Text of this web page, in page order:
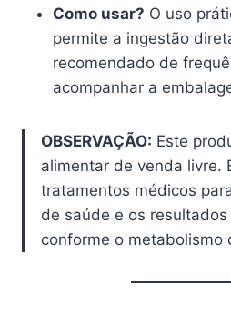
Como usar? O uso
permite a ingestão
recomendado de
acompanhar a
OBSERVAÇÃO: Este
alimentar de venda livre.
tratamentos médicos
de saúde e os
conforme o metabolismo